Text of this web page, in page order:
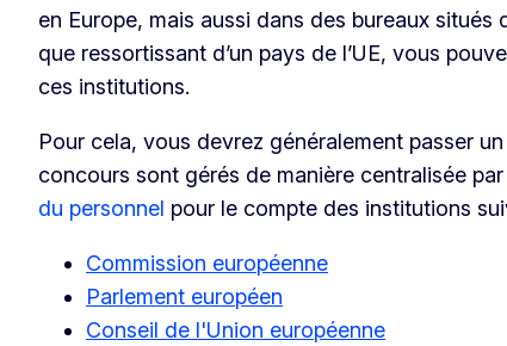
en Europe, mais aussi dans des bureaux situés
que ressortissant d’un pays de l’UE, vous
ces institutions.
Pour cela, vous devrez généralement passer
concours sont gérés de manière centralisée par
du personnel pour le compte des institutions
Commission européenne
Parlement européen
Conseil de l'Union européenne